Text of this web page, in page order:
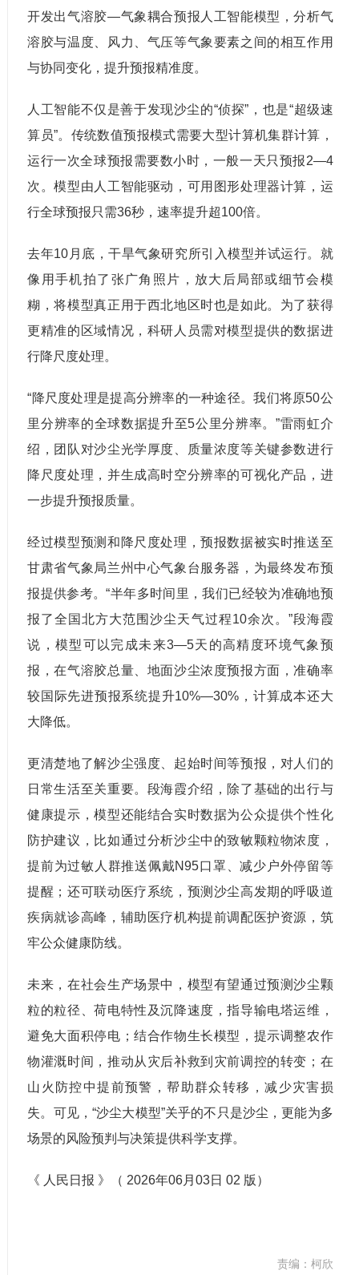
开发出气溶胶—气象耦合预报人工智能模型，分析气
溶胶与温度、风力、气压等气象要素之间的相互作用
与协同变化，提升预报精准度。
人工智能不仅是善于发现沙尘的“侦探”，也是“超级速
算员”。传统数值预报模式需要大型计算机集群计算，
运行一次全球预报需要数小时，一般一天只预报2—4
次。模型由人工智能驱动，可用图形处理器计算，运
行全球预报只需36秒，速率提升超100倍。
去年10月底，干旱气象研究所引入模型并试运行。就
像用手机拍了张广角照片，放大后局部或细节会模
糊，将模型真正用于西北地区时也是如此。为了获得
更精准的区域情况，科研人员需对模型提供的数据进
行降尺度处理。
“降尺度处理是提高分辨率的一种途径。我们将原50公
里分辨率的全球数据提升至5公里分辨率。”雷雨虹介
绍，团队对沙尘光学厚度、质量浓度等关键参数进行
降尺度处理，并生成高时空分辨率的可视化产品，进
一步提升预报质量。
经过模型预测和降尺度处理，预报数据被实时推送至
甘肃省气象局兰州中心气象台服务器，为最终发布预
报提供参考。“半年多时间里，我们已经较为准确地预
报了全国北方大范围沙尘天气过程10余次。”段海霞
说，模型可以完成未来3—5天的高精度环境气象预
报，在气溶胶总量、地面沙尘浓度预报方面，准确率
较国际先进预报系统提升10%—30%，计算成本还大
大降低。
更清楚地了解沙尘强度、起始时间等预报，对人们的
日常生活至关重要。段海霞介绍，除了基础的出行与
健康提示，模型还能结合实时数据为公众提供个性化
防护建议，比如通过分析沙尘中的致敏颗粒物浓度，
提前为过敏人群推送佩戴N95口罩、减少户外停留等
提醒；还可联动医疗系统，预测沙尘高发期的呼吸道
疾病就诊高峰，辅助医疗机构提前调配医护资源，筑
牢公众健康防线。
未来，在社会生产场景中，模型有望通过预测沙尘颗
粒的粒径、荷电特性及沉降速度，指导输电塔运维，
避免大面积停电；结合作物生长模型，提示调整农作
物灌溉时间，推动从灾后补救到灾前调控的转变；在
山火防控中提前预警，帮助群众转移，减少灾害损
失。可见，“沙尘大模型”关乎的不只是沙尘，更能为多
场景的风险预判与决策提供科学支撑。
《 人民日报 》（ 2026年06月03日 02 版）
责编：柯欣